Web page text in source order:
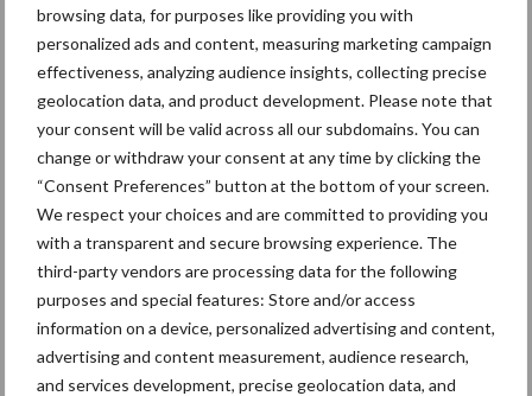
browsing data, for purposes like providing you with
personalized ads and content, measuring marketing campaign
effectiveness, analyzing audience insights, collecting precise
geolocation data, and product development. Please note that
your consent will be valid across all our subdomains. You can
change or withdraw your consent at any time by clicking the
“Consent Preferences” button at the bottom of your screen.
We respect your choices and are committed to providing you
with a transparent and secure browsing experience. The
third-party vendors are processing data for the following
purposes and special features: Store and/or access
information on a device, personalized advertising and content,
advertising and content measurement, audience research,
and services development, precise geolocation data, and
Primaire
Sidebar
Recent nieuws Partner nieuws
6 aug
"Hoge verwachtingen van schijven
voor kouters"
5 aug
Nieuwe compacte gedragen
pootcombinatie van AVR
Toon meer